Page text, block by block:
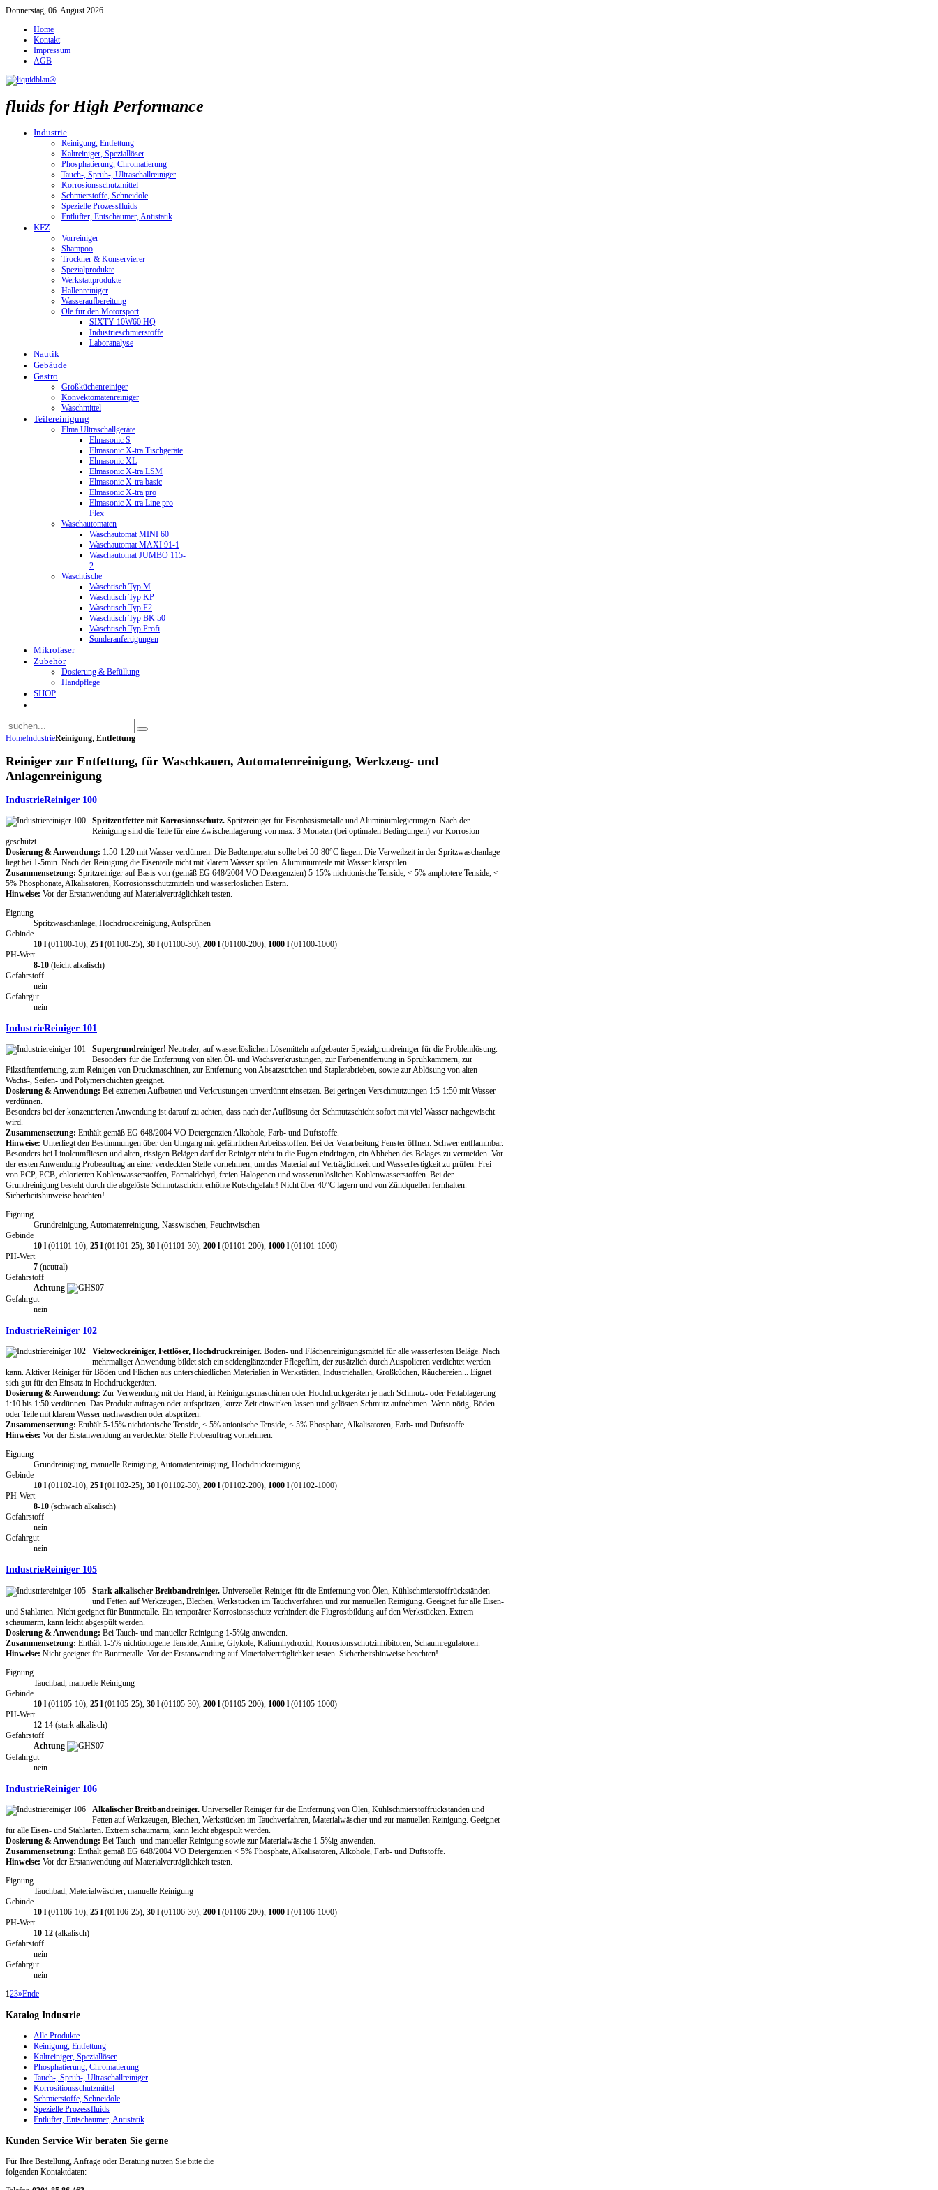
Donnerstag, 06. August 2026
Home
Kontakt
Impressum
AGB
fluids for High Performance
Industrie
Reinigung, Entfettung
Kaltreiniger, Speziallöser
Phosphatierung, Chromatierung
Tauch-, Sprüh-, Ultraschallreiniger
Korrosionsschutzmittel
Schmierstoffe, Schneidöle
Spezielle Prozessfluids
Entlüfter, Entschäumer, Antistatik
KFZ
Vorreiniger
Shampoo
Trockner & Konservierer
Spezialprodukte
Werkstattprodukte
Hallenreiniger
Wasseraufbereitung
Öle für den Motorsport
SIXTY 10W60 HQ
Industrieschmierstoffe
Laboranalyse
Nautik
Gebäude
Gastro
Großküchenreiniger
Konvektomatenreiniger
Waschmittel
Teilereinigung
Elma Ultraschallgeräte
Elmasonic S
Elmasonic X-tra Tischgeräte
Elmasonic XL
Elmasonic X-tra LSM
Elmasonic X-tra basic
Elmasonic X-tra pro
Elmasonic X-tra Line pro
Flex
Waschautomaten
Waschautomat MINI 60
Waschautomat MAXI 91-1
Waschautomat JUMBO 115-
2
Waschtische
Waschtisch Typ M
Waschtisch Typ KP
Waschtisch Typ F2
Waschtisch Typ BK 50
Waschtisch Typ Profi
Sonderanfertigungen
Mikrofaser
Zubehör
Dosierung & Befüllung
Handpflege
SHOP
HomeIndustrieReinigung, Entfettung
Reiniger zur Entfettung, für Waschkauen, Automatenreinigung, Werkzeug- und
Anlagenreinigung
IndustrieReiniger 100
Spritzentfetter mit Korrosionsschutz. Spritzreiniger für Eisenbasismetalle und Aluminiumlegierungen. Nach der
Reinigung sind die Teile für eine Zwischenlagerung von max. 3 Monaten (bei optimalen Bedingungen) vor Korrosion
geschützt.
Dosierung & Anwendung: 1:50-1:20 mit Wasser verdünnen. Die Badtemperatur sollte bei 50-80°C liegen. Die Verweilzeit in der Spritzwaschanlage
liegt bei 1-5min. Nach der Reinigung die Eisenteile nicht mit klarem Wasser spülen. Aluminiumteile mit Wasser klarspülen.
Zusammensetzung: Spritzreiniger auf Basis von (gemäß EG 648/2004 VO Detergenzien) 5-15% nichtionische Tenside, < 5% amphotere Tenside, <
5% Phosphonate, Alkalisatoren, Korrosionsschutzmitteln und wasserlöslichen Estern.
Hinweise: Vor der Erstanwendung auf Materialverträglichkeit testen.
Eignung
Spritzwaschanlage, Hochdruckreinigung, Aufsprühen
Gebinde
10 l (01100-10), 25 l (01100-25), 30 l (01100-30), 200 l (01100-200), 1000 l (01100-1000)
PH-Wert
8-10 (leicht alkalisch)
Gefahrstoff
nein
Gefahrgut
nein
IndustrieReiniger 101
Supergrundreiniger! Neutraler, auf wasserlöslichen Lösemitteln aufgebauter Spezialgrundreiniger für die Problemlösung.
Besonders für die Entfernung von alten Öl- und Wachsverkrustungen, zur Farbenentfernung in Sprühkammern, zur
Filzstiftentfernung, zum Reinigen von Druckmaschinen, zur Entfernung von Absatzstrichen und Staplerabrieben, sowie zur Ablösung von alten
Wachs-, Seifen- und Polymerschichten geeignet.
Dosierung & Anwendung: Bei extremen Aufbauten und Verkrustungen unverdünnt einsetzen. Bei geringen Verschmutzungen 1:5-1:50 mit Wasser
verdünnen.
Besonders bei der konzentrierten Anwendung ist darauf zu achten, dass nach der Auflösung der Schmutzschicht sofort mit viel Wasser nachgewischt
wird.
Zusammensetzung: Enthält gemäß EG 648/2004 VO Detergenzien Alkohole, Farb- und Duftstoffe.
Hinweise: Unterliegt den Bestimmungen über den Umgang mit gefährlichen Arbeitsstoffen. Bei der Verarbeitung Fenster öffnen. Schwer entflammbar.
Besonders bei Linoleumfliesen und alten, rissigen Belägen darf der Reiniger nicht in die Fugen eindringen, ein Abheben des Belages zu vermeiden. Vor
der ersten Anwendung Probeauftrag an einer verdeckten Stelle vornehmen, um das Material auf Verträglichkeit und Wasserfestigkeit zu prüfen. Frei
von PCP, PCB, chlorierten Kohlenwasserstoffen, Formaldehyd, freien Halogenen und wasserunlöslichen Kohlenwasserstoffen. Bei der
Grundreinigung besteht durch die abgelöste Schmutzschicht erhöhte Rutschgefahr! Nicht über 40°C lagern und von Zündquellen fernhalten.
Sicherheitshinweise beachten!
Eignung
Grundreinigung, Automatenreinigung, Nasswischen, Feuchtwischen
Gebinde
10 l (01101-10), 25 l (01101-25), 30 l (01101-30), 200 l (01101-200), 1000 l (01101-1000)
PH-Wert
7 (neutral)
Gefahrstoff
Achtung
Gefahrgut
nein
IndustrieReiniger 102
Vielzweckreiniger, Fettlöser, Hochdruckreiniger. Boden- und Flächenreinigungsmittel für alle wasserfesten Beläge. Nach
mehrmaliger Anwendung bildet sich ein seidenglänzender Pflegefilm, der zusätzlich durch Auspolieren verdichtet werden
kann. Aktiver Reiniger für Böden und Flächen aus unterschiedlichen Materialien in Werkstätten, Industriehallen, Großküchen, Räuchereien... Eignet
sich gut für den Einsatz in Hochdruckgeräten.
Dosierung & Anwendung: Zur Verwendung mit der Hand, in Reinigungsmaschinen oder Hochdruckgeräten je nach Schmutz- oder Fettablagerung
1:10 bis 1:50 verdünnen. Das Produkt auftragen oder aufspritzen, kurze Zeit einwirken lassen und gelösten Schmutz aufnehmen. Wenn nötig, Böden
oder Teile mit klarem Wasser nachwaschen oder abspritzen.
Zusammensetzung: Enthält 5-15% nichtionische Tenside, < 5% anionische Tenside, < 5% Phosphate, Alkalisatoren, Farb- und Duftstoffe.
Hinweise: Vor der Erstanwendung an verdeckter Stelle Probeauftrag vornehmen.
Eignung
Grundreinigung, manuelle Reinigung, Automatenreinigung, Hochdruckreinigung
Gebinde
10 l (01102-10), 25 l (01102-25), 30 l (01102-30), 200 l (01102-200), 1000 l (01102-1000)
PH-Wert
8-10 (schwach alkalisch)
Gefahrstoff
nein
Gefahrgut
nein
IndustrieReiniger 105
Stark alkalischer Breitbandreiniger. Universeller Reiniger für die Entfernung von Ölen, Kühlschmierstoffrückständen
und Fetten auf Werkzeugen, Blechen, Werkstücken im Tauchverfahren und zur manuellen Reinigung. Geeignet für alle Eisen-
und Stahlarten. Nicht geeignet für Buntmetalle. Ein temporärer Korrosionsschutz verhindert die Flugrostbildung auf den Werkstücken. Extrem
schaumarm, kann leicht abgespült werden.
Dosierung & Anwendung: Bei Tauch- und manueller Reinigung 1-5%ig anwenden.
Zusammensetzung: Enthält 1-5% nichtionogene Tenside, Amine, Glykole, Kaliumhydroxid, Korrosionsschutzinhibitoren, Schaumregulatoren.
Hinweise: Nicht geeignet für Buntmetalle. Vor der Erstanwendung auf Materialverträglichkeit testen. Sicherheitshinweise beachten!
Eignung
Tauchbad, manuelle Reinigung
Gebinde
10 l (01105-10), 25 l (01105-25), 30 l (01105-30), 200 l (01105-200), 1000 l (01105-1000)
PH-Wert
12-14 (stark alkalisch)
Gefahrstoff
Achtung
Gefahrgut
nein
IndustrieReiniger 106
Alkalischer Breitbandreiniger. Universeller Reiniger für die Entfernung von Ölen, Kühlschmierstoffrückständen und
Fetten auf Werkzeugen, Blechen, Werkstücken im Tauchverfahren, Materialwäscher und zur manuellen Reinigung. Geeignet
für alle Eisen- und Stahlarten. Extrem schaumarm, kann leicht abgespült werden.
Dosierung & Anwendung: Bei Tauch- und manueller Reinigung sowie zur Materialwäsche 1-5%ig anwenden.
Zusammensetzung: Enthält gemäß EG 648/2004 VO Detergenzien < 5% Phosphate, Alkalisatoren, Alkohole, Farb- und Duftstoffe.
Hinweise: Vor der Erstanwendung auf Materialverträglichkeit testen.
Eignung
Tauchbad, Materialwäscher, manuelle Reinigung
Gebinde
10 l (01106-10), 25 l (01106-25), 30 l (01106-30), 200 l (01106-200), 1000 l (01106-1000)
PH-Wert
10-12 (alkalisch)
Gefahrstoff
nein
Gefahrgut
nein
123»Ende
Katalog Industrie
Alle Produkte
Reinigung, Entfettung
Kaltreiniger, Speziallöser
Phosphatierung, Chromatierung
Tauch-, Sprüh-, Ultraschallreiniger
Korrositionsschutzmittel
Schmierstoffe, Schneidöle
Spezielle Prozessfluids
Entlüfter, Entschäumer, Antistatik
Kunden Service Wir beraten Sie gerne
Für Ihre Bestellung, Anfrage oder Beratung nutzen Sie bitte die
folgenden Kontaktdaten: